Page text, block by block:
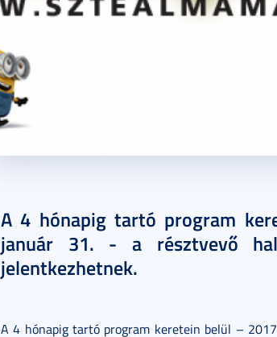
A 4 hónapig tartó program
január 31. - a résztvevő
jelentkezhetnek.
A 4 hónapig tartó program keretein belül –